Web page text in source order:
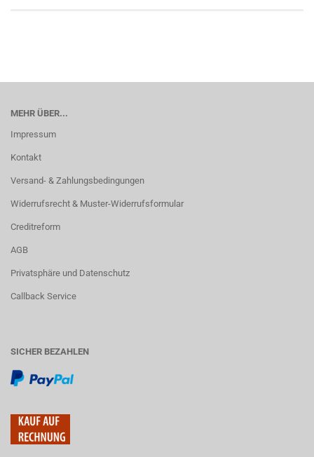
MEHR ÜBER...
Impressum
Kontakt
Versand- & Zahlungsbedingungen
Widerrufsrecht & Muster-Widerrufsformular
Creditreform
AGB
Privatsphäre und Datenschutz
Callback Service
SICHER BEZAHLEN